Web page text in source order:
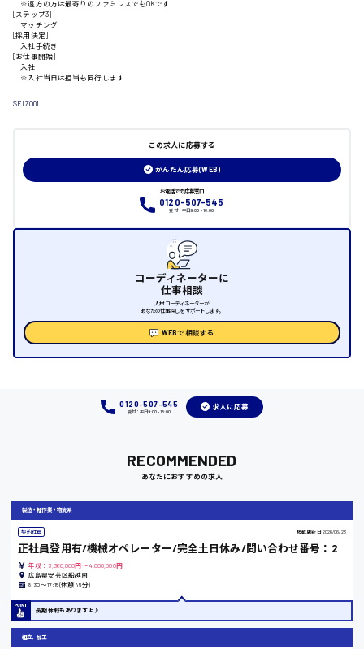
山口県
大竹市
大阪府
竹原市
日給制すべて
時給1300円〜
※遠方の方は最寄りのファミレスでもOKです
[ステップ3]
マッチング
[採用決定]
入社手続き
[お仕事開始]
入社
※入社当日は担当も同行します
SEIZO01
この求人に応募する
かんたん応募(WEB)
お電話での応募窓口
0120-507-545
受付：平日9:00 - 18:00
コーディネーターに
仕事相談
人材コーディネーターが
あなたの仕事探しをサポートします。
WEBで相談する
0120-507-545
受付：平日9:00 - 18:00
求人に応募
RECOMMENDED
あなたにおすすめの求人
製造・軽作業・物流系
契約社員 掲載更新日 2026/06/23
正社員登用有/機械オペレーター/完全土日休み/問い合わせ番号：2
年収：3,360,000円～4,000,000円
広島県安芸区船越南
8:30〜17:15(休憩45分)
長期休暇もありますよ♪
組立、加工